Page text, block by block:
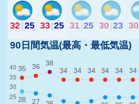
32|25 33|25 31 25 30 23 30
90日間気温(最高・最低気温)